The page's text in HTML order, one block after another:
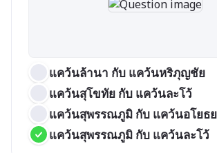
แคว้นล้านา กับ แคว้นหริภุญชัย
แคว้นสุโขทัย กับ แคว้นละโว้
แคว้นสุพรรณภูมิ กับ แคว้นอโยธ
แคว้นสุพรรณภูมิ กับ แคว้นละโว้